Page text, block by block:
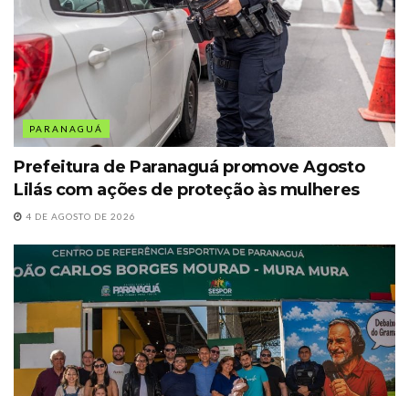
PARANAGUÁ
Prefeitura de Paranaguá promove Agosto
Lilás com ações de proteção às mulheres
4 DE AGOSTO DE 2026